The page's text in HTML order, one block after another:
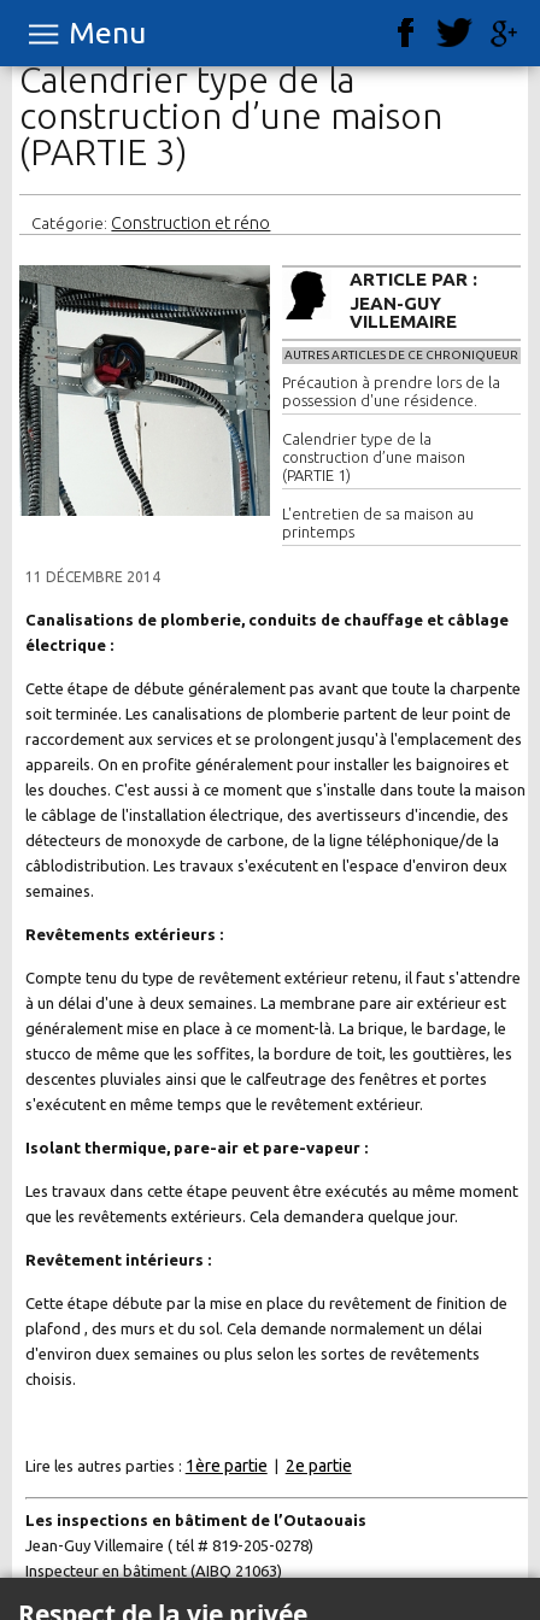
Menu
Calendrier type de la
construction d’une maison
(PARTIE 3)
Catégorie: Construction et réno
ARTICLE PAR :
JEAN-GUY
VILLEMAIRE
AUTRES ARTICLES DE CE CHRONIQUEUR
Précaution à prendre lors de la
possession d'une résidence.
Calendrier type de la
construction d’une maison
(PARTIE 1)
L'entretien de sa maison au
printemps
11 DÉCEMBRE 2014
Canalisations de plomberie, conduits de chauffage et câblage
électrique :
Cette étape de débute généralement pas avant que toute la charpente
soit terminée. Les canalisations de plomberie partent de leur point de
raccordement aux services et se prolongent jusqu'à l'emplacement des
appareils. On en profite généralement pour installer les baignoires et
les douches. C'est aussi à ce moment que s'installe dans toute la maison
le câblage de l'installation électrique, des avertisseurs d'incendie, des
détecteurs de monoxyde de carbone, de la ligne téléphonique/de la
câblodistribution. Les travaux s'exécutent en l'espace d'environ deux
semaines.
Revêtements extérieurs :
Compte tenu du type de revêtement extérieur retenu, il faut s'attendre
à un délai d'une à deux semaines. La membrane pare air extérieur est
généralement mise en place à ce moment-là. La brique, le bardage, le
stucco de même que les soffites, la bordure de toit, les gouttières, les
descentes pluviales ainsi que le calfeutrage des fenêtres et portes
s'exécutent en même temps que le revêtement extérieur.
Isolant thermique, pare-air et pare-vapeur :
Les travaux dans cette étape peuvent être exécutés au même moment
que les revêtements extérieurs. Cela demandera quelque jour.
Revêtement intérieurs :
Cette étape débute par la mise en place du revêtement de finition de
plafond , des murs et du sol. Cela demande normalement un délai
d'environ duex semaines ou plus selon les sortes de revêtements
choisis.
Lire les autres parties : 1ère partie 2e partie
Les inspections en bâtiment de l’Outaouais
Jean-Guy Villemaire ( tél # 819-205-0278)
Inspecteur en bâtiment (AIBQ 21063)